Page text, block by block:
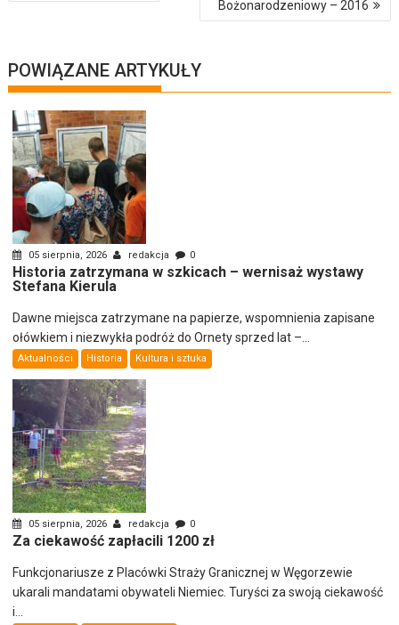
Bożonarodzeniowy – 2016
POWIĄZANE ARTYKUŁY
05 sierpnia, 2026 redakcja 0
Historia zatrzymana w szkicach – wernisaż wystawy
Stefana Kierula
Dawne miejsca zatrzymane na papierze, wspomnienia zapisane
ołówkiem i niezwykła podróż do Ornety sprzed lat –...
Aktualności Historia Kultura i sztuka
05 sierpnia, 2026 redakcja 0
Za ciekawość zapłacili 1200 zł
Funkcjonariusze z Placówki Straży Granicznej w Węgorzewie
ukarali mandatami obywateli Niemiec. Turyści za swoją ciekawość
i...